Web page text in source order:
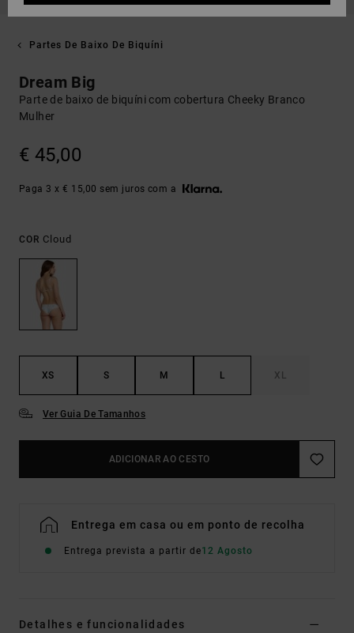
Partes De Baixo De Biquíni
Dream Big
Parte de baixo de biquíni com cobertura Cheeky Branco
Mulher
€ 45,00
Paga 3 x € 15,00 sem juros com a
COR Cloud
XS S M L XL
Ver Guia De Tamanhos
ADICIONAR AO CESTO
Entrega em casa ou em ponto de recolha
Entrega prevista a partir de12 Agosto
Detalhes e funcionalidades